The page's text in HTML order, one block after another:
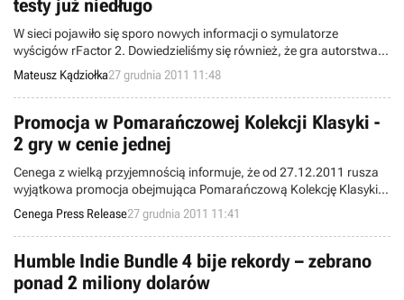
testy już niedługo
W sieci pojawiło się sporo nowych informacji o symulatorze
wyścigów rFactor 2. Dowiedzieliśmy się również, że gra autorstwa
studia Image Space Inc. już wkrótce wejdzie w fazę otwartych beta
testów.
Mateusz Kądziołka27 grudnia 2011 11:48
Promocja w Pomarańczowej Kolekcji Klasyki -
2 gry w cenie jednej
Cenega z wielką przyjemnością informuje, że od 27.12.2011 rusza
wyjątkowa promocja obejmująca Pomarańczową Kolekcję Klasyki –
gracze będą mogli kupić dwie gry z tej serii w cenie jednej!
Cenega Press Release27 grudnia 2011 11:41
Humble Indie Bundle 4 bije rekordy – zebrano
ponad 2 miliony dolarów